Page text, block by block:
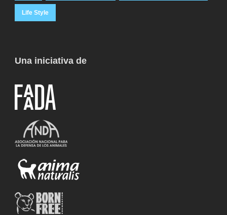
Life Style
Una iniciativa de